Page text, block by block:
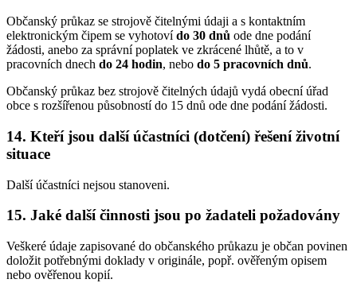
Občanský průkaz se strojově čitelnými údaji a s kontaktním
elektronickým čipem se vyhotovído 30 dnů ode dne podání
žádosti, anebo za správní poplatek ve zkrácené lhůtě, a to v
pracovních dnech do 24 hodin, nebo do 5 pracovních dnů.
Občanský průkaz bez strojově čitelných údajů vydá obecní úřad
obce s rozšířenou působností do 15 dnů ode dne podání žádosti.
14. Kteří jsou další účastníci (dotčení) řešení životní
situace
Další účastníci nejsou stanoveni.
15. Jaké další činnosti jsou po žadateli požadovány
Veškeré údaje zapisované do občanského průkazu je občan povinen
doložit potřebnými doklady v originále, popř. ověřeným opisem
nebo ověřenou kopií.